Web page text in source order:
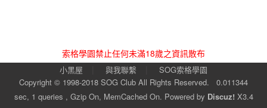
索格學園禁止任何未滿18歲之資訊散布
小黑屋 與我聯繫
SOG索格學園
Copyright © 1998-2018 SOG Club All Rights Reserved. 0.011344
sec, 1 queries , Gzip On, MemCached On. Powered by Discuz! X3.4